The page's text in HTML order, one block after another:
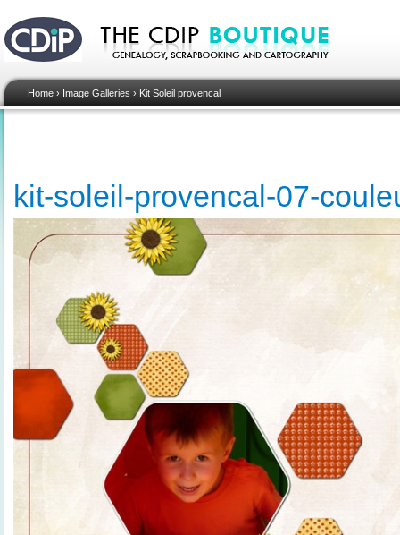
Home › Image Galleries › Kit Soleil provencal
kit-soleil-provencal-07-